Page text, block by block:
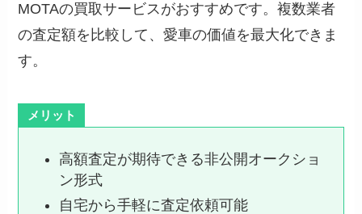
MOTAの買取サービスがおすすめです。複数業者
の査定額を比較して、愛車の価値を最大化できま
す。
メリット
高額査定が期待できる非公開オークショ
ン形式
自宅から手軽に査定依頼可能